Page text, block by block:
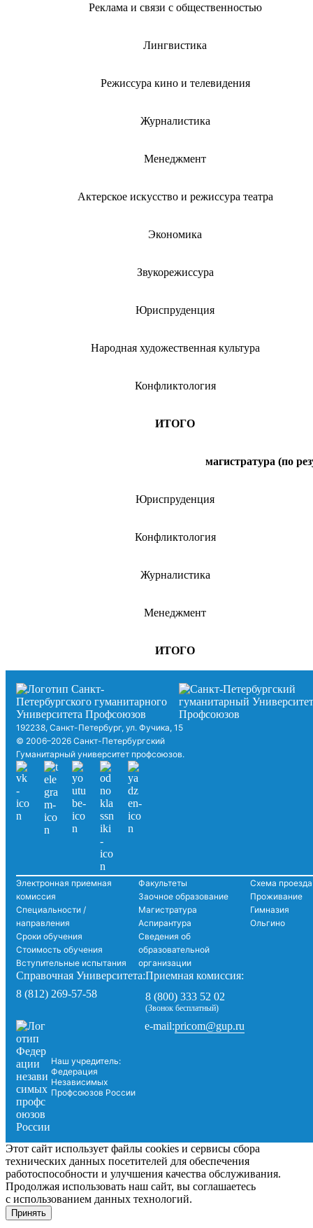
Реклама и связи с общественностью
Лингвистика
Режиссура кино и телевидения
Журналистика
Менеджмент
Актерское искусство и режиссура театра
Экономика
Звукорежиссура
Юриспруденция
Народная художественная культура
Конфликтология
ИТОГО
магистратура (по
Юриспруденция
Конфликтология
Журналистика
Менеджмент
ИТОГО
192238, Санкт-Петербург, ул. Фучика, 15
© 2006–2026 Санкт-Петербургский
Гуманитарный университет профсоюзов.
Электронная приемная
комиссия
Специальности /
направления
Сроки обучения
Стоимость обучения
Вступительные испытания
Факультеты
Заочное образование
Магистратура
Аспирантура
Сведения об
образовательной
организации
Схема проезда
Проживание
Гимназия
Ольгино
Справочная Университета:
8 (812) 269-57-58
Приемная комиссия:
8 (800) 333 52 02
(Звонок бесплатный)
Наш учредитель:
Федерация
Независимых
Профсоюзов России
e-mail:pricom@gup.ru
Этот сайт использует файлы cookies и сервисы сбора
технических данных посетителей для обеспечения
работоспособности и улучшения качества обслуживания.
Продолжая использовать наш сайт, вы соглашаетесь
с использованием данных технологий.
Принять